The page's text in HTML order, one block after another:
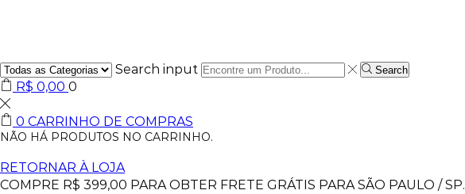
Search input Search
R$ 0,00 0
0 CARRINHO DE COMPRAS
NÃO HÁ PRODUTOS NO CARRINHO.
RETORNAR À LOJA
COMPRE R$ 399,00 PARA OBTER FRETE GRÁTIS PARA SÃO PAULO / SP.